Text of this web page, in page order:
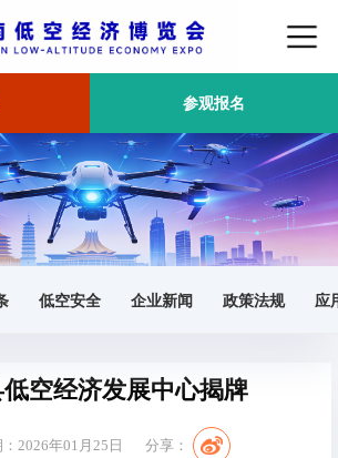
参观报名
低空安全 企业新闻 政策法规 应
正文
空经济发展中心揭牌
2026年01月25日 分享：